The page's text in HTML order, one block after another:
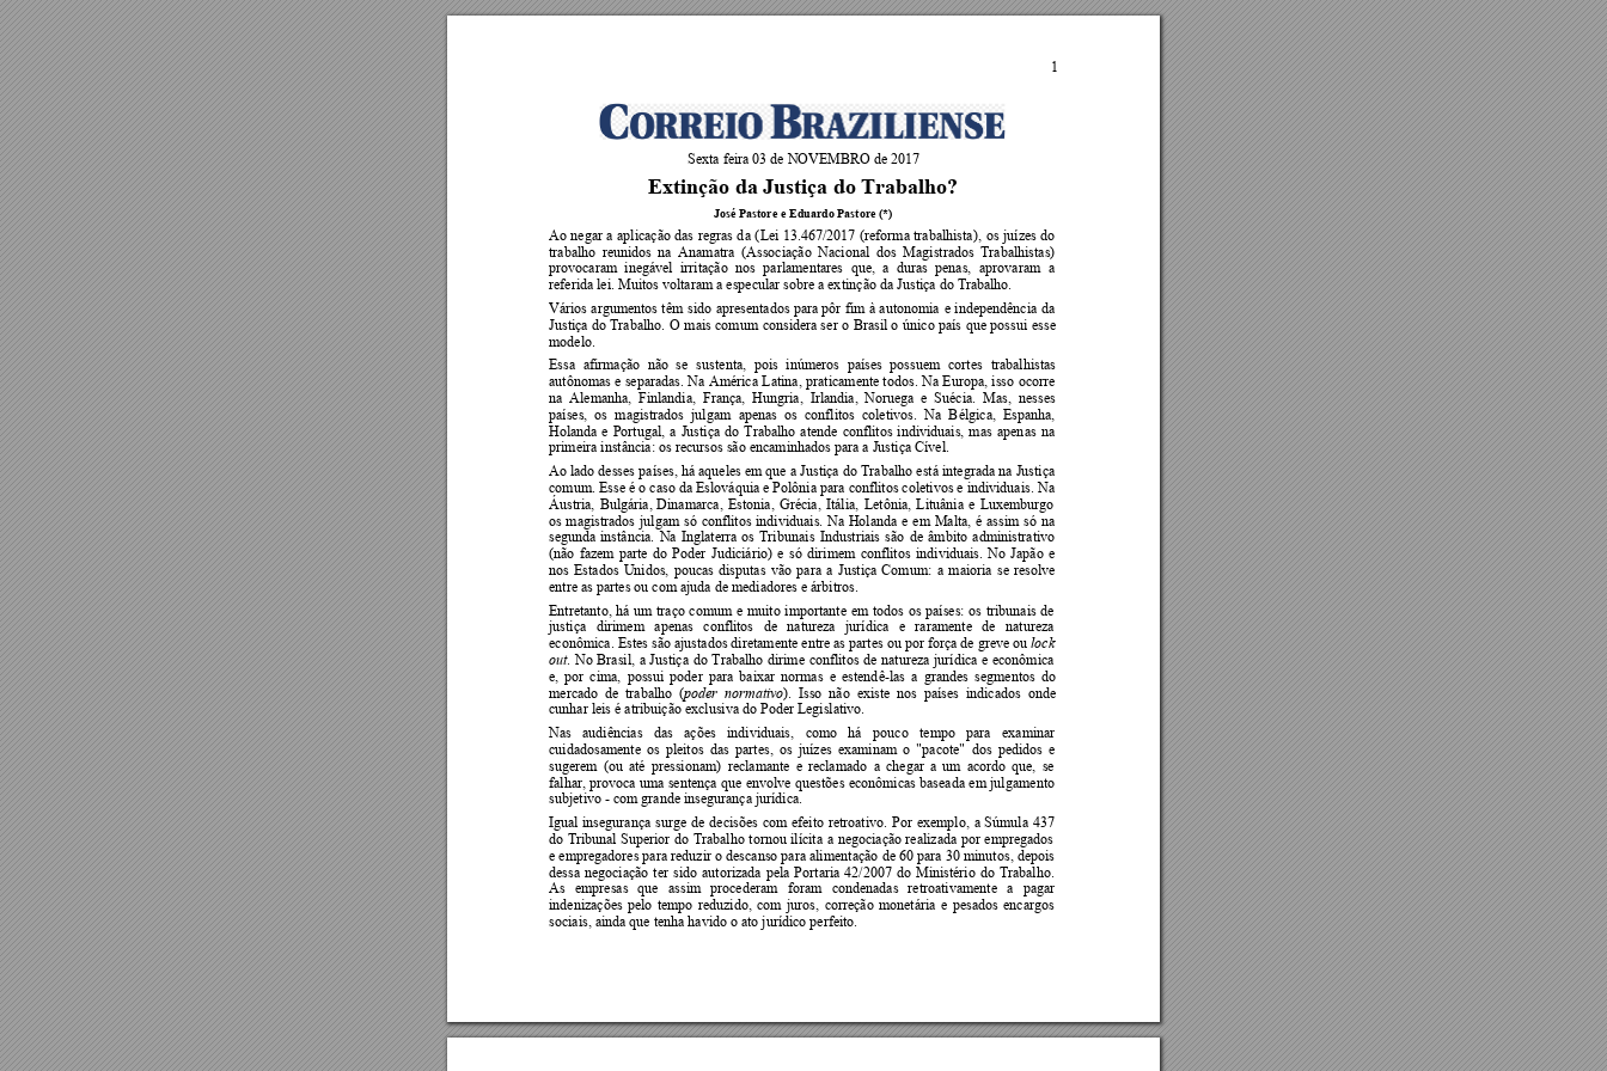
1
Sexta feira 03 de NOVEMBRO de 2017
Extinção da Justiça do Trabalho?
José Pastore e Eduardo Pastore (*)
Ao negar a aplicação das regras da (Lei 13.467/2017 (reforma trabalhista) os juízes do
trabalho reunidos na Anamatra (Associação Nacional  dos Magistrados Trabalhistas)
provocaram inegável irritação nos parlamentares que, a duras penas, aprovaram a
referida lei. Muitos voltaram a especular sobre a extinção da Justiça do Trabalho.
Vários argumentos têm sido apresentados para pôr fim à autonomia e independência da
Justiça do Trabalho. O mais comum considera ser o Brasil o único país que possui esse
modelo.
Essa afirmação não se sustenta, pois inúmeros países possuem cortes trabalhistas
autônomas e separadas. Na América Latina, praticamente todos. Na Europa, isso ocorre
na  Alemanha, Finlandia,  França,  Hungria,  Irlandia, Noruega e Suécia.  Mas,  nesses
países,  os magistrados  julgam apenas  os conflitos  coletivos. Na  Bélgica,  Espanha,
Holanda e Portugal, a Justiça do Trabalho atende conflitos individuais, mas apenas na
primeira instância: os recursos são encaminhados para a Justiça Cível.
Ao lado desses países, há aqueles em que a Justiça do Trabalho está integrada na Justiça
comum. Esse é o caso da Eslováquia e Polônia para conflitos coletivos e individuais. Na
Áustria, Bulgária, Dinamarca, Estonia, Grécia, Itália, Letônia, Lituânia e Luxemburgo
os magistrados julgam só conflitos individuais. Na Holanda e em Malta, é assim só na
segunda instância. Na Inglaterra os Tribunais Industriais são de âmbito administrativo
(não fazem parte do Poder Judiciário) e só dirimem conflitos individuais. No Japão e
nos Estados Unidos, poucas disputas vão para a Justiça Comum: a maioria se resolve
entre as partes ou com ajuda de mediadores e árbitros.
Entretanto, há um traço comum e muito importante em todos os países: os tribunais de
justiça dirimem apenas conflitos de natureza jurídica e raramente de natureza
econômica. Estes são ajustados diretamente entre as partes ou por força de greve ou lock
out. No Brasil, a Justiça do Trabalho dirime conflitos de natureza jurídica e econômica
e, por cima, possui poder para baixar normas e estendê-las a grandes segmentos do
mercado de  trabalho (poder  normativo).  Isso  não  existe  nos  países indicados
  onde
cunhar leis é atribuição exclusiva do Poder Legislativo.
Nas audiências das ações individuais, como há pouco tempo para
examinar
cuidadosamente os pleitos das partes, os juízes examinam o "pacote" dos pedidos e
sugerem (ou até pressionam) reclamante e reclamado a chegar a um acordo que, se
falhar, provoca uma sentença que envolve questões econômicas baseada em julgamento
subjetivo - com grande insegurança jurídica.
Igual insegurança surge de decisões com efeito retroativo. Por exemplo, a Súmula 437
do Tribunal Superior do Trabalho tornou ilícita a negociação realizada por empregados
e empregadores para reduzir o descanso para alimentação de 60 para 30 minutos, depois
dessa negociação ter sido autorizada pela Portaria 42/2007 do Ministério do Trabalho.
As empresas que assim procederam foram condenadas retroativamente a pagar
indenizações pelo tempo reduzido, com juros, correção monetária e pesados encargos
sociais, ainda que tenha havido o ato jurídico perfeito.